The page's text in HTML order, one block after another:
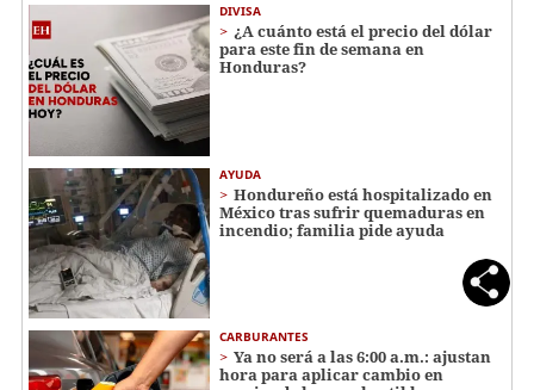
DIVISA
¿A cuánto está el precio del dólar
para este fin de semana en
Honduras?
AYUDA
Hondureño está hospitalizado en
México tras sufrir quemaduras en
incendio; familia pide ayuda
CARBURANTES
Ya no será a las 6:00 a.m.: ajustan
hora para aplicar cambio en